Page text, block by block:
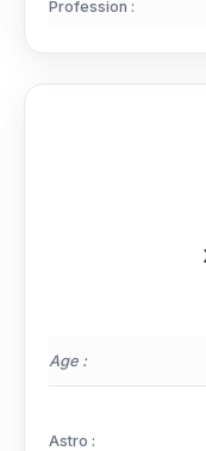
Profession :
Age :
Astro :